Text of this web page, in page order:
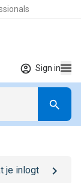
Sign in
je inlogt